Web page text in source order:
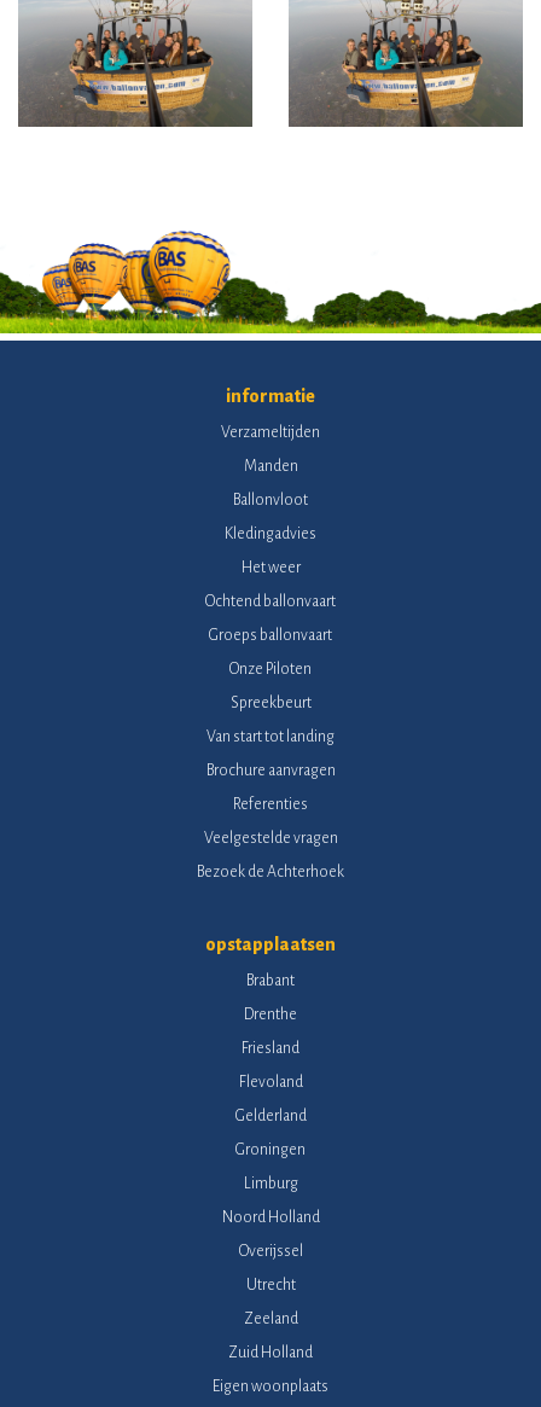
informatie
Verzameltijden
Manden
Ballonvloot
Kledingadvies
Het weer
Ochtend ballonvaart
Groeps ballonvaart
Onze Piloten
Spreekbeurt
Van start tot landing
Brochure aanvragen
Referenties
Veelgestelde vragen
Bezoek de Achterhoek
opstapplaatsen
Brabant
Drenthe
Friesland
Flevoland
Gelderland
Groningen
Limburg
Noord Holland
Overijssel
Utrecht
Zeeland
Zuid Holland
Eigen woonplaats